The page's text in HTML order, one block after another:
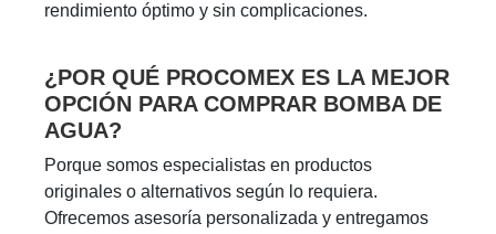
rendimiento óptimo y sin complicaciones.
¿POR QUÉ PROCOMEX ES LA MEJOR
OPCIÓN PARA COMPRAR BOMBA DE
AGUA?
Porque somos especialistas en productos
originales o alternativos según lo requiera.
Ofrecemos asesoría personalizada y entregamos